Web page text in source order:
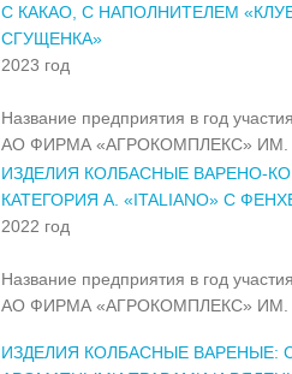
С КАКАО, С НАПОЛНИТЕЛЕМ
СГУЩЕНКА»
2023 год
Название предприятия в год
АО ФИРМА «АГРОКОМПЛЕКС» ИМ.
ИЗДЕЛИЯ КОЛБАСНЫЕ ВАРЕНО-
КАТЕГОРИЯ А. «ITALIANO» С
2022 год
Название предприятия в год
АО ФИРМА «АГРОКОМПЛЕКС» ИМ.
ИЗДЕЛИЯ КОЛБАСНЫЕ ВАРЕНЫЕ: